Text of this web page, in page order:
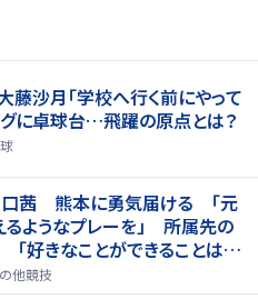
藤沙月「学校へ行く前にやって
グに卓球台…飛躍の原点とは？
山口茜 熊本に勇気届ける 「元
るようなプレーを」 所属先の
好きなことができることは当
他競技